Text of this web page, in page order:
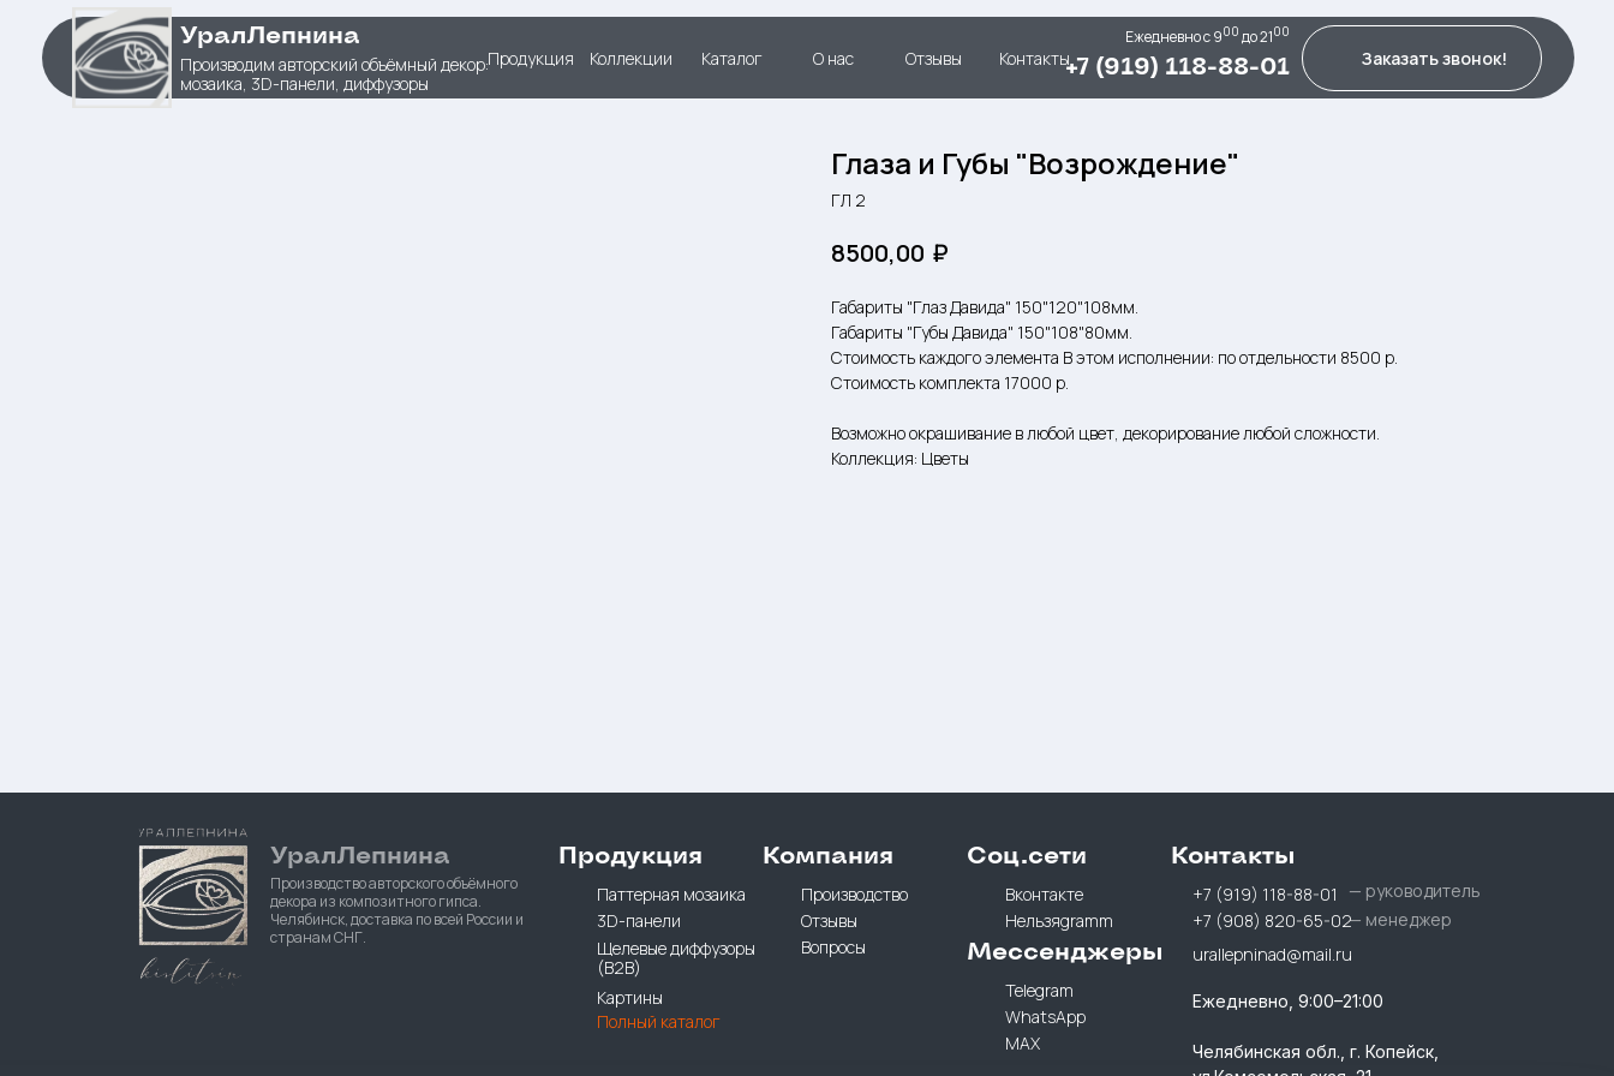
УралЛепнина
Производим авторский объёмный декор:
мозаика, 3D-панели, диффузоры
Заказать звонок!
+7 (919) 118-88-01
Ежедневно c 900 до 2100
Продукция Коллекции Каталог О нас Отзывы Контакты
Глаза и Губы "Возрождение"
ГЛ 2
8500,00 ₽
Габариты "Глаз Давида" 150"120"108мм.
Габариты "Губы Давида" 150"108"80мм.
Стоимость каждого элемента В этом исполнении: по отдельности 8500 р.
Стоимость комплекта 17000 р.
Возможно окрашивание в любой цвет, декорирование любой сложности.
Коллекция: Цветы
Паттерная мозаика
3D-панели
Щелевые диффузоры
(B2B)
Картины
Полный каталог
УралЛепнина Продукция
+7 (919) 118-88-01
+7 (908) 820-65-02
urallepninad@mail.ru
Контакты
Производство
Отзывы
Вопросы
Компания
Вконтакте
Нельзяgramm
Соц.сети
Telegram
WhatsApp
MAX
Мессенджеры
Производство авторского объёмного
декора из композитного гипса.
Челябинск, доставка по всей России и
странам СНГ.
— руководитель
— менеджер
Ежедневно, 9:00–21:00
Челябинская обл., г. Копейск,